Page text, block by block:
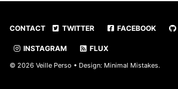
CONTACT TWITTER FACEBOOK
INSTAGRAM FLUX
© 2026 Veille Perso • Design: Minimal Mistakes.